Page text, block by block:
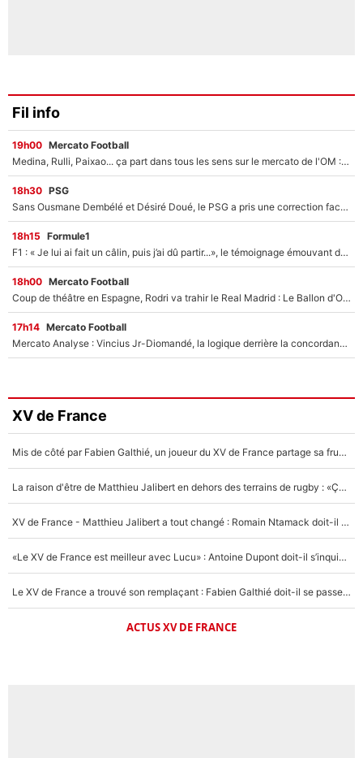
Fil info
19h00 Mercato Football
Medina, Rulli, Paixao... ça part dans tous les sens sur le mercato de l'OM : Frank McCourt va enfin récupérer l'argent qu'il attend ?
18h30 PSG
Sans Ousmane Dembélé et Désiré Doué, le PSG a pris une correction face à Majorque : Luis Enrique attend avec impatience des renforts !
18h15 Formule1
F1 : « Je lui ai fait un câlin, puis j’ai dû partir...», le témoignage émouvant de Max Verstappen sur sa fille
18h00 Mercato Football
Coup de théâtre en Espagne, Rodri va trahir le Real Madrid : Le Ballon d'Or a choisi de signer au FC Barcelone !
17h14 Mercato Football
Mercato Analyse : Vincius Jr-Diomandé, la logique derrière la concordance des temps
XV de France
Mis de côté par Fabien Galthié, un joueur du XV de France partage sa frustration : «ils ne me l’ont pas dit tout de suite»
La raison d'être de Matthieu Jalibert en dehors des terrains de rugby : «Ça m'atteint autant que si tu touches à un membre de ma famille»
XV de France - Matthieu Jalibert a tout changé : Romain Ntamack doit-il s’inquiéter pour sa place à un an de la Coupe du monde ?
«Le XV de France est meilleur avec Lucu» : Antoine Dupont doit-il s’inquiéter pour sa place ?
Le XV de France a trouvé son remplaçant : Fabien Galthié doit-il se passer d'Antoine Dupont ?
ACTUS XV DE FRANCE